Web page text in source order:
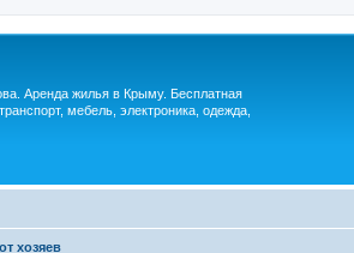
Аренда жилья в Крыму. Бесплатная
мебель, электроника, одежда,
хозяев